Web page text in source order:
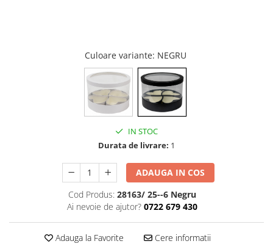
Copaci si Plante
Flori artificiale la ghiveci
Verdeata decorativa
Culoare variante: NEGRU
IN STOC
Durata de livrare: 1
ADAUGA IN COS
Cod Produs: 28163/ 25--6 Negru
Ai nevoie de ajutor? 0722 679 430
Adauga la Favorite Cere informatii